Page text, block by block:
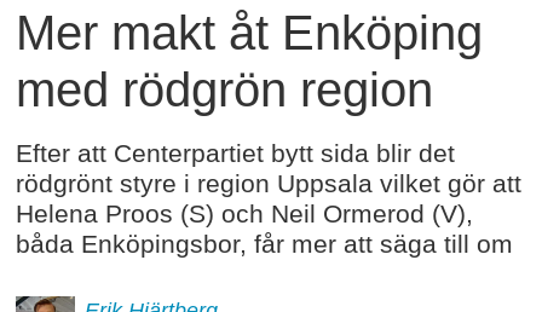
Mer makt åt Enköping
med rödgrön region
Efter att Centerpartiet bytt sida blir det
rödgrönt styre i region Uppsala vilket gör att
Helena Proos (S) och Neil Ormerod (V),
båda Enköpingsbor, får mer att säga till om